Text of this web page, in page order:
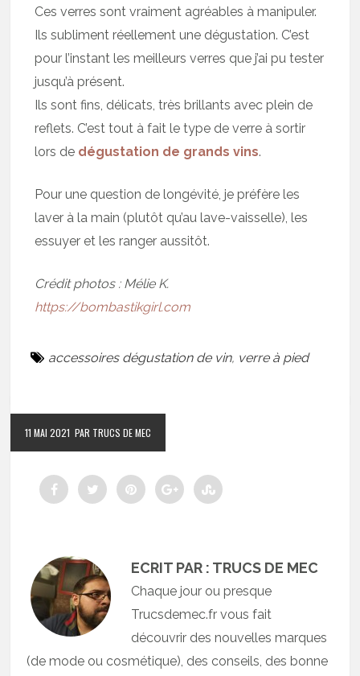
Ces verres sont vraiment agréables à manipuler.
Ils subliment réellement une dégustation. C’est
pour l’instant les meilleurs verres que j’ai pu tester
jusqu’à présent.
Ils sont fins, délicats, très brillants avec plein de
reflets. C’est tout à fait le type de verre à sortir
lors de dégustation de grands vins.
Pour une question de longévité, je préfère les
laver à la main (plutôt qu’au lave-vaisselle), les
essuyer et les ranger aussitôt.
Crédit photos : Mélie K.
https://bombastikgirl.com
accessoires dégustation de vin, verre à pied
11 MAI 2021 PAR TRUCS DE MEC
ECRIT PAR : TRUCS DE MEC
Chaque jour ou presque
Trucsdemec.fr vous fait
découvrir des nouvelles marques
(de mode ou cosmétique), des conseils, des bonne